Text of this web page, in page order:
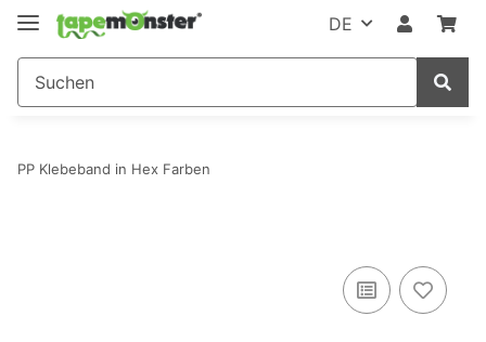
DE
PP Klebeband in Hex Farben